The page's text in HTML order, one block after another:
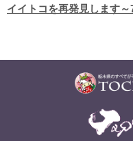
イイトコを再発見します～